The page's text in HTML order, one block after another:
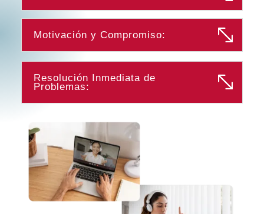
Motivación y Compromiso:
Resolución Inmediata de
Problemas: